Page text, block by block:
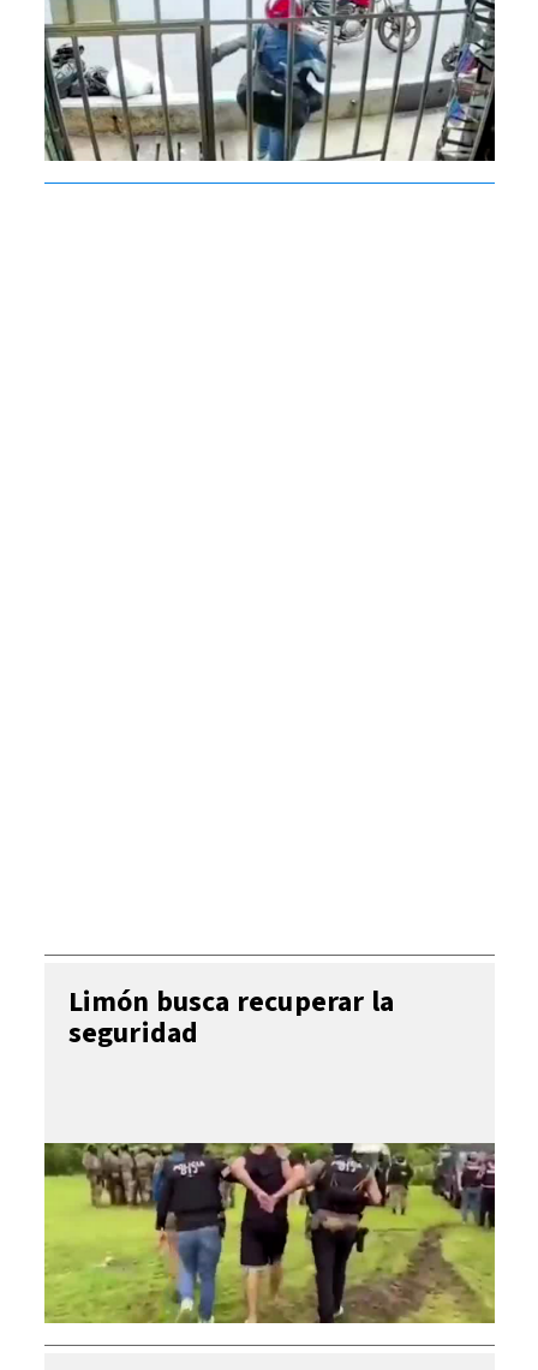
Limón busca recuperar la
seguridad